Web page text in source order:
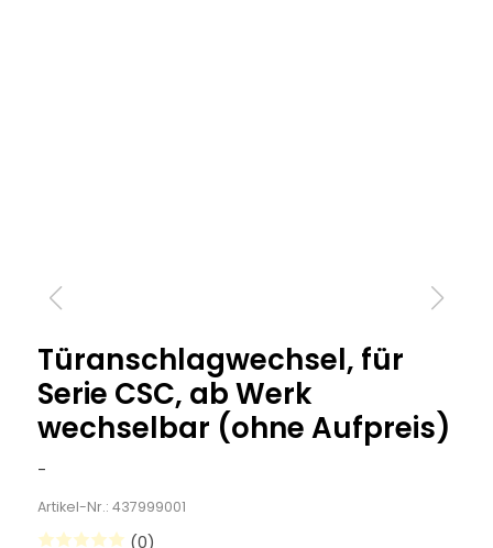
Türanschlagwechsel, für
Serie CSC, ab Werk
wechselbar (ohne Aufpreis)
-
Artikel-Nr.: 437999001
(0)